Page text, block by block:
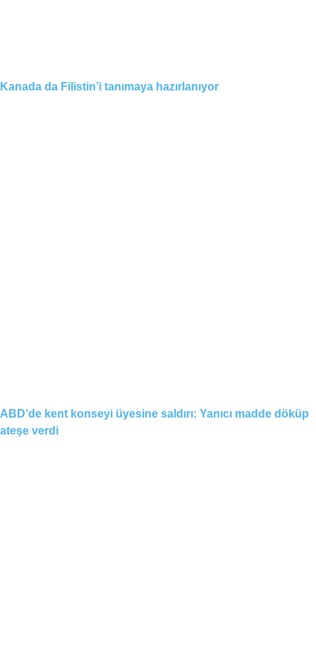
Kanada da Filistin’i tanımaya hazırlanıyor
ABD’de kent konseyi üyesine saldırı: Yanıcı madde döküp
ateşe verdi